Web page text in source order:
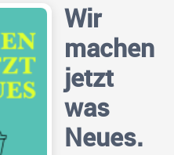
Wir
machen
jetzt
was
Neues.